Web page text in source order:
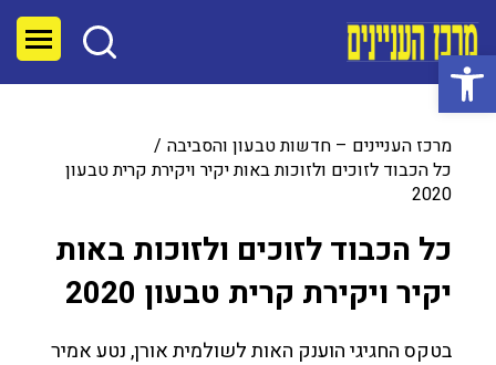
פתח סרגל נגישות
מרכז העניינים – חדשות טבעון והסביבה
כל הכבוד לזוכים ולזוכות באות יקיר ויקירת קרית טבעון
2020
כל הכבוד לזוכים ולזוכות באות
יקיר ויקירת קרית טבעון 2020
בטקס החגיגי הוענק האות לשולמית אורן, נטע אמיר